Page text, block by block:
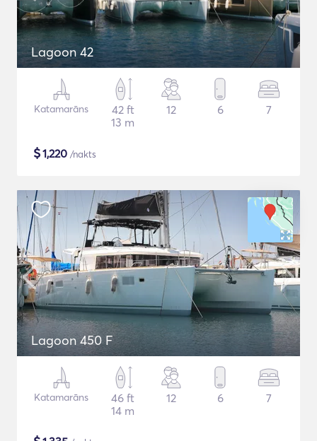
Lagoon 42
Katamarāns
42 ft
13 m
12 6 7
$1,220 /nakts
Lagoon 450 F
Katamarāns
46 ft
14 m
12 6 7